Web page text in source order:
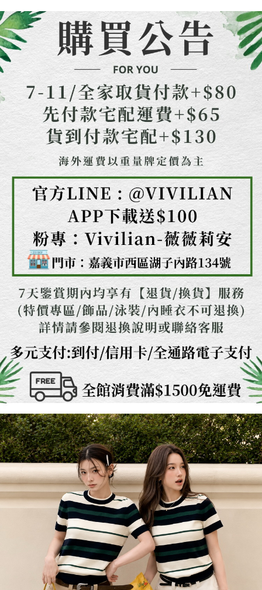
【注意事項】
１．透過由恩沛科技股份有限公司提供之「AFTEE先享後付」服務完成之交
易，需依本服務之必要範圍內提供個人資料，並將交易相關給付款項請求債
權轉讓予恩沛科技股份有限公司。
２．關於個人資料處理事宜，請瀏覽以下網址：
https://aftee.tw/terms/#terms3
３．未成年的使用者請事先徵得法定代理人或監護人之同意方可使用
「AFTEE先享後付」，若未經同意申辦者引起之損失，本公司不負相關責
４．使用「AFTEE先享後付」時，將依據個別帳號之用戶狀況，依本公司即
時審查核予不同之上限額度；若仍有額度不足之情形，本公司將視審查結果
請求用戶進行身份認證。
５．嚴禁一人註冊多個帳號或使用他人資訊註冊。若發現惡意使用之情形，
恩沛科技股份有限公司將有權停止該用戶之使用額度並採取法律行動。
每筆NT$130，滿NT$1,500(含以上)免運費
海外配送 查看運費